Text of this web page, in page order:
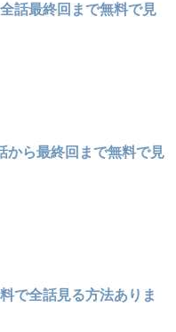
話最終回まで無料で見
から最終回まで無料で見
で全話見る方法ありま